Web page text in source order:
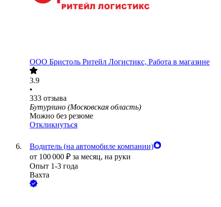
ООО Бристоль Ритейл Логистикс, Работа в магазине
3.9
•
333 отзыва
Бутурлино (Московская область)
Можно без резюме
Откликнуться
Водитель (на автомобиле компании)
от 100 000 ₽ за месяц, на руки
Опыт 1-3 года
Вахта